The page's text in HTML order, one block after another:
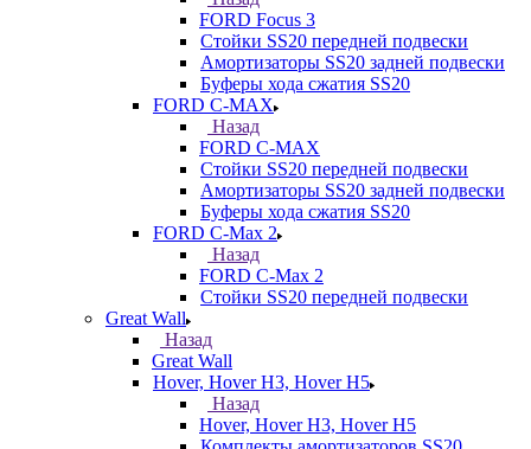
FORD Focus 3
Стойки SS20 передней подвески
Амортизаторы SS20 задней подвески
Буферы хода сжатия SS20
FORD С-MAX
Назад
FORD С-MAX
Стойки SS20 передней подвески
Амортизаторы SS20 задней подвески
Буферы хода сжатия SS20
FORD C-Max 2
Назад
FORD C-Max 2
Стойки SS20 передней подвески
Great Wall
Назад
Great Wall
Hover, Hover H3, Hover H5
Назад
Hover, Hover H3, Hover H5